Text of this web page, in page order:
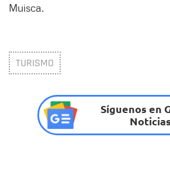
Muisca.
TURISMO
Síguenos en
Noticias